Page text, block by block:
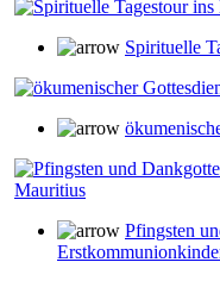
Spirituelle
Pfingsten